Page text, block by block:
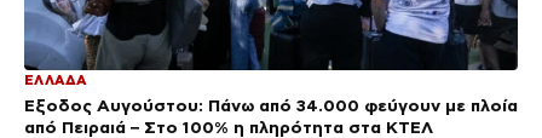
ΕΛΛΑΔΑ
Έξοδος Αυγούστου: Πάνω από 34.000 φεύγουν με πλοία
από Πειραιά – Στο 100% η πληρότητα στα ΚΤΕΛ